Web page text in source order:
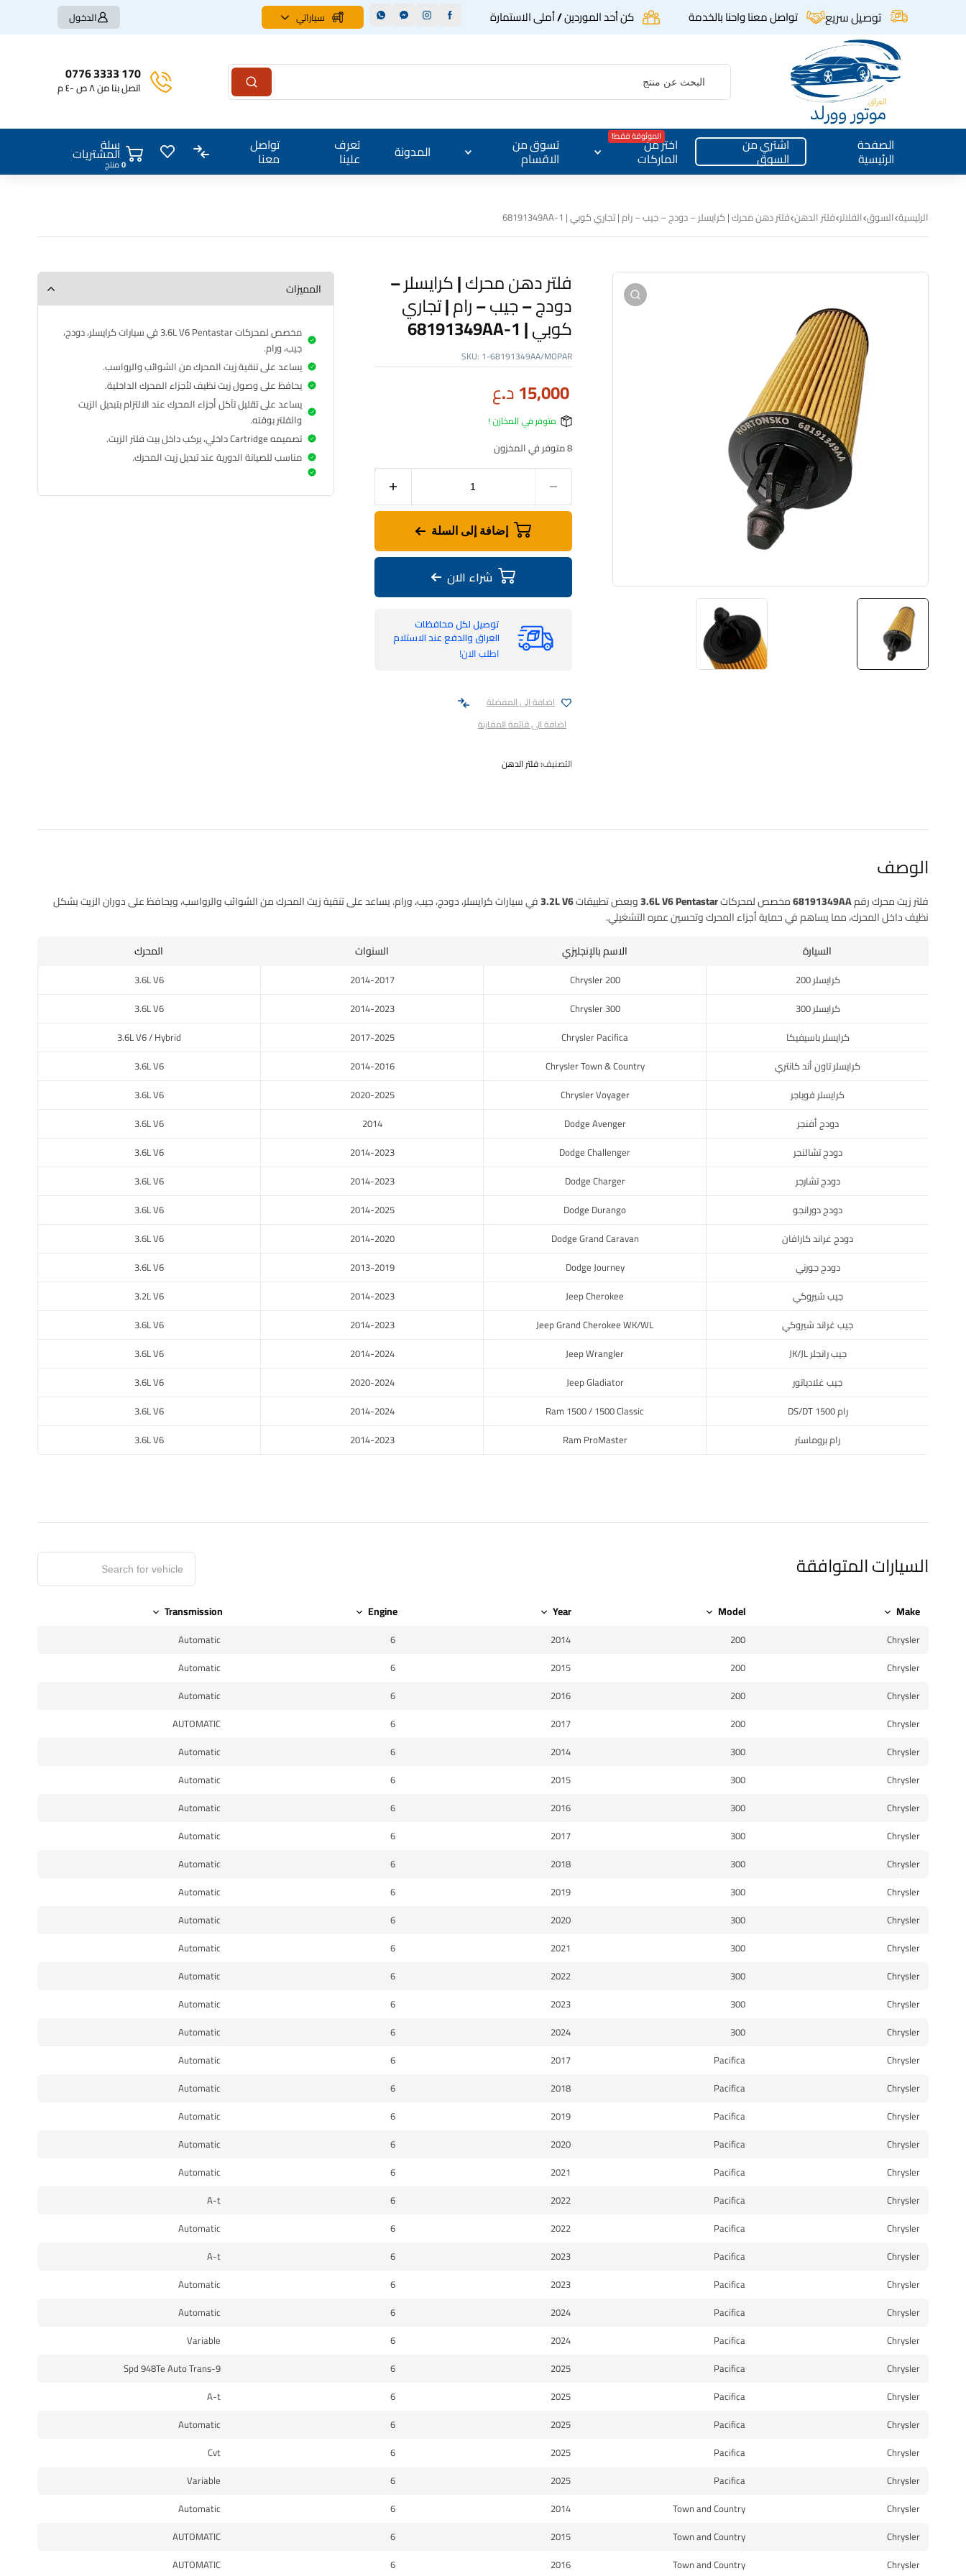
توصيل سريع تواصل معنا واحنا بالخدمة كن أحد الموردين / أملى الاستمارة سياراتي الدخول
170 3333 0776
اتصل بنا من ٨ ص -٤ م
الصفحة
الرئيسية
اشتري من
السوق
اختر من
الماركات
الموثوقة فقط! تسوق من
الاقسام المدونة تعرف
علينا
تواصل
معنا
سلة
المشتريات0منتج
الرئيسية السوق الفلاتر فلتر الدهن فلتر دهن محرك | كرايسلر – دودج – جيب – رام | تجاري كوبي | 1-68191349AA
فلتر دهن محرك | كرايسلر –
دودج – جيب – رام | تجاري
كوبي | 1-68191349AA
SKU: 1-68191349AA/MOPAR
15,000د.ع
متوفر في المخازن !
8 متوفر في المخزون
إضافة إلى السلة
شراء الان
توصيل لكل محافظات
العراق والدفع عند الاستلام
اطلب الان!
اضافة الى المفضلة
اضافة الى قائمة المقارنة
التصنيف:فلتر الدهن
المميزات
مخصص لمحركات 3.6L V6 Pentastar في سيارات كرايسلر، دودج،
جيب، ورام.
يساعد على تنقية زيت المحرك من الشوائب والرواسب.
يحافظ على وصول زيت نظيف لأجزاء المحرك الداخلية.
يساعد على تقليل تآكل أجزاء المحرك عند الالتزام بتبديل الزيت
والفلتر بوقته.
تصميمه Cartridge داخلي، يركب داخل بيت فلتر الزيت.
مناسب للصيانة الدورية عند تبديل زيت المحرك.
الوصف
فلتر زيت محرك رقم 68191349AA مخصص لمحركات3.6L V6 Pentastarوبعض تطبيقات3.2L V6في سياراتكرايسلر، دودج، جيب، ورام. يساعد على تنقية زيت المحرك من الشوائب والرواسب، ويحافظ على دوران الزيت بشكل
نظيف داخل المحرك، مما يساهم في حماية أجزاء المحرك وتحسين عمره التشغيلي.
السيارة
الاسم بالإنجليزي السنوات المحرك
كرايسلر 200 Chrysler 200
2014-2017
3.6L V6
كرايسلر 300
Chrysler 300
2014-2023
3.6L V6
كرايسلر باسيفيكا
Chrysler Pacifica
2017-2025
3.6L V6 / Hybrid
كرايسلر تاون أند كانتري
Chrysler Town & Country
2014-2016
3.6L V6
كرايسلر فوياجر
Chrysler Voyager
2020-2025
3.6L V6
دودج أفنجر
Dodge Avenger
2014
3.6L V6
دودج تشالنجر
Dodge Challenger
2014-2023
3.6L V6
دودج تشارجر
Dodge Charger
2014-2023
3.6L V6
دودج دورانجو
Dodge Durango
2014-2025
3.6L V6
دودج غراند كارافان
Dodge Grand Caravan
2014-2020
3.6L V6
دودج جورني
Dodge Journey
2013-2019
3.6L V6
جيب شيروكي
Jeep Cherokee
2014-2023
3.2L V6
جيب غراند شيروكي
Jeep Grand Cherokee WK/WL
2014-2023
3.6L V6
جيب رانجلر JK/JL
Jeep Wrangler
2014-2024
3.6L V6
جيب غلادياتور
Jeep Gladiator
2020-2024
3.6L V6
رام 1500 DS/DT
Ram 1500 / 1500 Classic
2014-2024
3.6L V6
رام بروماستر
Ram ProMaster
2014-2023
3.6L V6
السيارات المتوافقة
Make
Model
Year
Engine
Transmission
Chrysler
200
2014
6
Automatic
Chrysler
200
2015
6
Automatic
Chrysler
200
2016
6
Automatic
Chrysler
200
2017
6
AUTOMATIC
Chrysler
300
2014
6
Automatic
Chrysler
300
2015
6
Automatic
Chrysler
300
2016
6
Automatic
Chrysler
300
2017
6
Automatic
Chrysler
300
2018
6
Automatic
Chrysler
300
2019
6
Automatic
Chrysler
300
2020
6
Automatic
Chrysler
300
2021
6
Automatic
Chrysler
300
2022
6
Automatic
Chrysler
300
2023
6
Automatic
Chrysler
300
2024
6
Automatic
Chrysler
Pacifica
2017
6
Automatic
Chrysler
Pacifica
2018
6
Automatic
Chrysler
Pacifica
2019
6
Automatic
Chrysler
Pacifica
2020
6
Automatic
Chrysler
Pacifica
2021
6
Automatic
Chrysler
Pacifica
2022
6
A-t
Chrysler
Pacifica
2022
6
Automatic
Chrysler
Pacifica
2023
6
A-t
Chrysler
Pacifica
2023
6
Automatic
Chrysler
Pacifica
2024
6
Automatic
Chrysler
Pacifica
2024
6
Variable
Chrysler
Pacifica
2025
6
9-Spd 948Te Auto Trans
Chrysler
Pacifica
2025
6
A-t
Chrysler
Pacifica
2025
6
Automatic
Chrysler
Pacifica
2025
6
Cvt
Chrysler
Pacifica
2025
6
Variable
Chrysler
Town and Country
2014
6
Automatic
Chrysler
Town and Country
2015
6
AUTOMATIC
Chrysler
Town and Country
2016
6
AUTOMATIC